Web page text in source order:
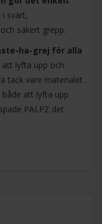
i svart,
säkert grepp.
ha-grej för alla
att lyfta upp och
tack vare materialet
att lyfta upp
PALPZ det